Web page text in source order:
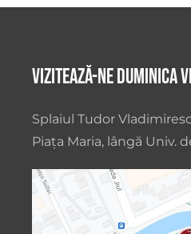
Vizitează-ne duminica
Splaiul Tudor
Piața Maria, lângă Univ.